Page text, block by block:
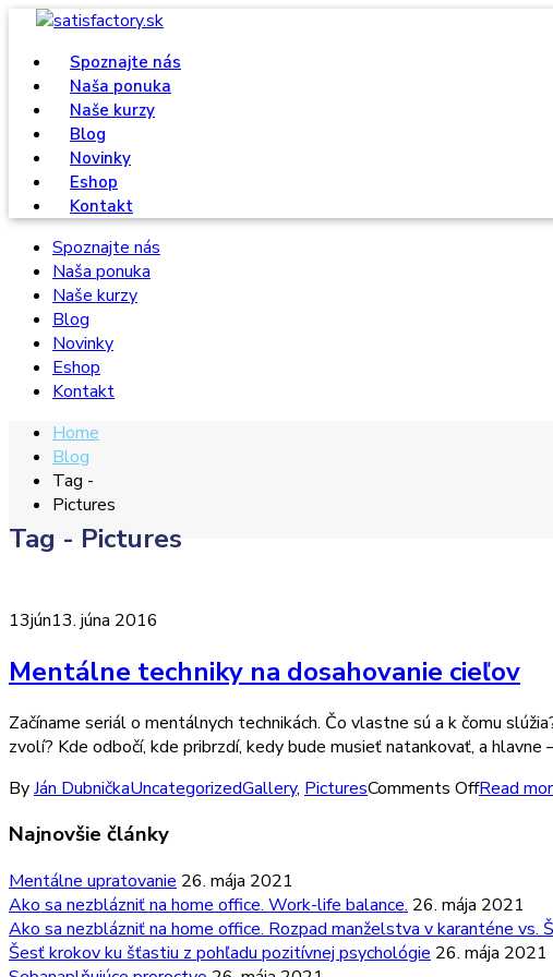
Spoznajte nás
Naša ponuka
Naše kurzy
Blog
Novinky
Eshop
Kontakt
Spoznajte nás
Naša ponuka
Naše kurzy
Blog
Novinky
Eshop
Kontakt
Home
Blog
Tag -
Pictures
Tag - Pictures
13jún13. júna 2016
Mentálne techniky na dosahovanie cieľov
Začíname seriál o mentálnych technikách. Čo vlastne sú a k čomu
zvolí? Kde odbočí, kde pribrzdí, kedy bude musieť natankovať, a
ByJán DubničkaUncategorizedGallery, PicturesComments OffRead
Najnovšie články
Mentálne upratovanie 26. mája 2021
Ako sa nezblázniť na home office. Work-life balance. 26. mája 2021
Ako sa nezblázniť na home office. Rozpad manželstva v karanténe vs.
Šesť krokov ku šťastiu z pohľadu pozitívnej psychológie 26. mája 2021